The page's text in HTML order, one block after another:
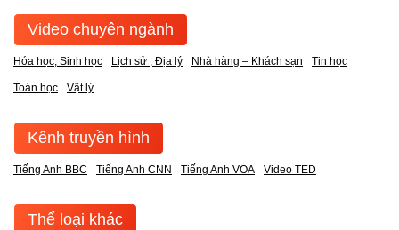
Video chuyên ngành
Hóa học, Sinh học Lịch sử , Địa lý Nhà hàng – Khách sạn Tin học
Toán học Vật lý
Kênh truyền hình
Tiếng Anh BBC Tiếng Anh CNN Tiếng Anh VOA Video TED
Thể loại khác